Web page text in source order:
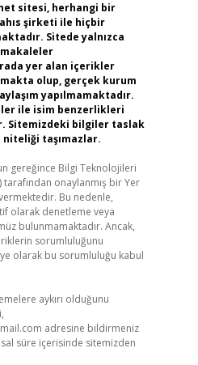
sitesi, herhangi bir
şirketi ile hiçbir
Sitede yalnızca
makaleler
yer alan içerikler
olup, gerçek kurum
yapılmamaktadır.
ile isim benzerlikleri
Sitemizdeki bilgiler taslak
taşımazlar.
gereğince Bilgi Teknolojileri
tarafından onaylanmış bir Yer
Bu nedenle,
olarak denetleme veya
bulunmamaktadır. Ancak,
sorumluluğunu
olarak bu sorumluluğu kabul
aykırı olduğunu
adresine bildirmeniz
süre içerisinde sitemizden